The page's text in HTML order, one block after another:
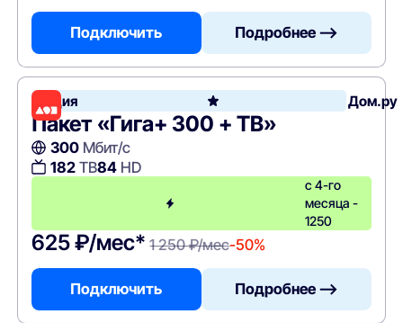
Подключить Подробнее —>
Акция Дом.ру
Пакет «Гига+ 300 + ТВ»
300Мбит/с
182ТВ84HD
с 4-го
месяца -
1250
625 ₽/мес* 1 250 ₽/мес-50%
Подключить Подробнее —>